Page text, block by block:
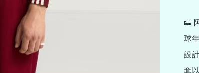
👟
球
設
套